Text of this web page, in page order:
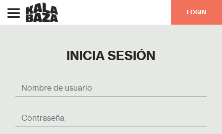
LOGIN
INICIA SESIÓN